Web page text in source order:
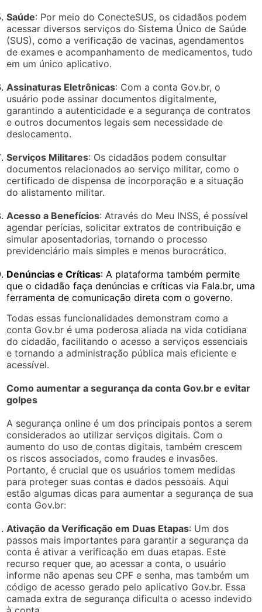
Saúde: Por meio do ConecteSUS, os cidadãos podem
acessar diversos serviços do Sistema Único de Saúde
(SUS), como a verificação de vacinas, agendamentos
de exames e acompanhamento de medicamentos, tudo
em um único aplicativo.
Assinaturas Eletrônicas: Com a conta Gov.br, o
usuário pode assinar documentos digitalmente,
garantindo a autenticidade e a segurança de contratos
e outros documentos legais sem necessidade de
deslocamento.
Serviços Militares: Os cidadãos podem consultar
documentos relacionados ao serviço militar, como o
certificado de dispensa de incorporação e a situação
do alistamento militar.
Acesso a Benefícios: Através do Meu INSS, é possível
agendar perícias, solicitar extratos de contribuição e
simular aposentadorias, tornando o processo
previdenciário mais simples e menos burocrático.
Denúncias e Críticas: A plataforma também permite
que o cidadão faça denúncias e críticas via Fala.br, uma
ferramenta de comunicação direta com o governo.
Todas essas funcionalidades demonstram como a
conta Gov.br é uma poderosa aliada na vida cotidiana
do cidadão, facilitando o acesso a serviços essenciais
e tornando a administração pública mais eficiente e
acessível.
Como aumentar a segurança da conta Gov.br e evitar
golpes
A segurança online é um dos principais pontos a serem
considerados ao utilizar serviços digitais. Com o
aumento do uso de contas digitais, também crescem
os riscos associados, como fraudes e invasões.
Portanto, é crucial que os usuários tomem medidas
para proteger suas contas e dados pessoais. Aqui
estão algumas dicas para aumentar a segurança de sua
conta Gov.br:
Ativação da Verificação em Duas Etapas: Um dos
passos mais importantes para garantir a segurança da
conta é ativar a verificação em duas etapas. Este
recurso requer que, ao acessar a conta, o usuário
informe não apenas seu CPF e senha, mas também um
código de acesso gerado pelo aplicativo Gov.br. Essa
camada extra de segurança dificulta o acesso indevido